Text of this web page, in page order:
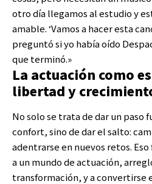
otro día llegamos al estudio y
amable. ‘Vamos a hacer esta
preguntó si yo había oído
que terminó.»
La actuación como
libertad y
No solo se trata de dar un paso
confort, sino de dar el salto:
adentrarse en nuevos retos.
a un mundo de actuación,
transformación, y a convertirse